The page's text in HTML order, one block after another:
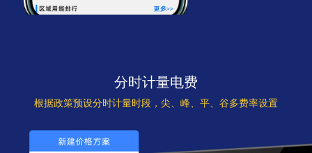
分时计量电费
根据政策预设分时计量时段，尖、峰、平、谷多费率设置